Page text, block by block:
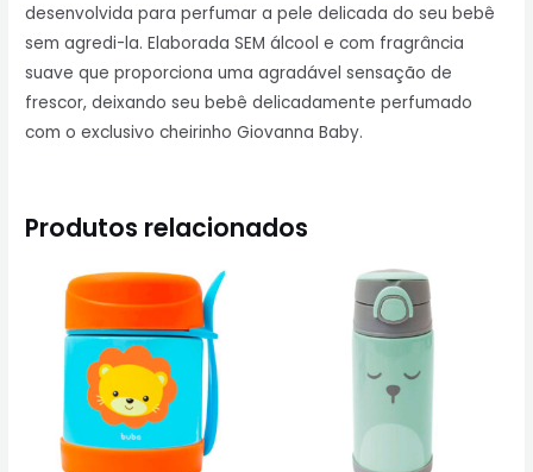
desenvolvida para perfumar a pele delicada do seu bebê
sem agredi-la. Elaborada SEM álcool e com fragrância
suave que proporciona uma agradável sensação de
frescor, deixando seu bebê delicadamente perfumado
com o exclusivo cheirinho Giovanna Baby.
Produtos relacionados